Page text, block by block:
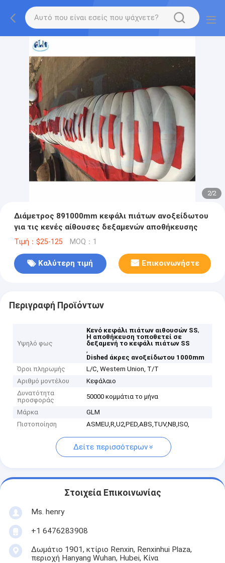
2/2
Διάμετρος 891000mm κεφάλι πιάτων ανοξείδωτου
για τις κενές αίθουσες δεξαμενών αποθήκευσης
Τιμή：$25-125 MOQ：1
Καλύτερη τιμή Επικοινωνήστε
Περιγραφή Προϊόντων
Υψηλό φως
Κενό κεφάλι πιάτων αιθουσών SS,
Η αποθήκευση τοποθετεί σε
δεξαμενή το κεφάλι πιάτων SS
,
Dished άκρες ανοξείδωτου 1000mm
Όροι πληρωμής
L/C, Western Union, T/T
Αριθμό μοντέλου
Κεφάλαιο
Δυνατότητα
προσφοράς
50000 κομμάτια το μήνα
Μάρκα
GLM
Πιστοποίηση
ASMEU,R,U2,PED,ABS,TUV,NB,ISO,
Δείτε περισσότερων
Στοιχεία Επικοινωνίας
Ms. henry
+1 6476283908
Δωμάτιο 1901, κτίριο Renxin, Renxinhui Plaza,
περιοχή Hanyang Wuhan, Hubei, Κίνα